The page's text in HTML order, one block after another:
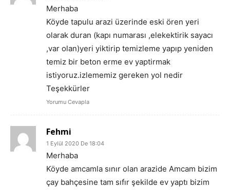
Merhaba
Köyde tapulu arazi üzerinde eski ören yeri
olarak duran (kapı numarası ,elekektirik sayacı
,var olan)yeri yiktirip temizleme yapıp yeniden
temiz bir beton erme ev yaptirmak
istiyoruz.izlememiz gereken yol nedir
Teşekkürler
Yorumu Cevapla
Fehmi
1 Eylül 2020 De 18:04
Merhaba
Köyde amcamla sınır olan arazide Amcam bizim
çay bahçesine tam sıfır şekilde ev yaptı bizim